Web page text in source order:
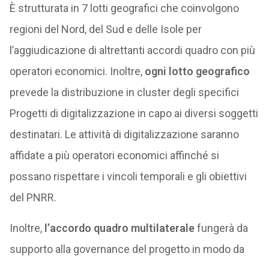
È strutturata in 7 lotti geografici che coinvolgono
regioni del Nord, del Sud e delle Isole per
l’aggiudicazione di altrettanti accordi quadro con più
operatori economici. Inoltre,ogni lotto geografico
prevede la distribuzione in cluster degli specifici
Progetti di digitalizzazione in capo ai diversi soggetti
destinatari. Le attività di digitalizzazione saranno
affidate a più operatori economici affinché si
possano rispettare i vincoli temporali e gli obiettivi
del PNRR.
Inoltre, l’accordo quadro multilateralefungerà da
supporto alla governance del progetto in modo da